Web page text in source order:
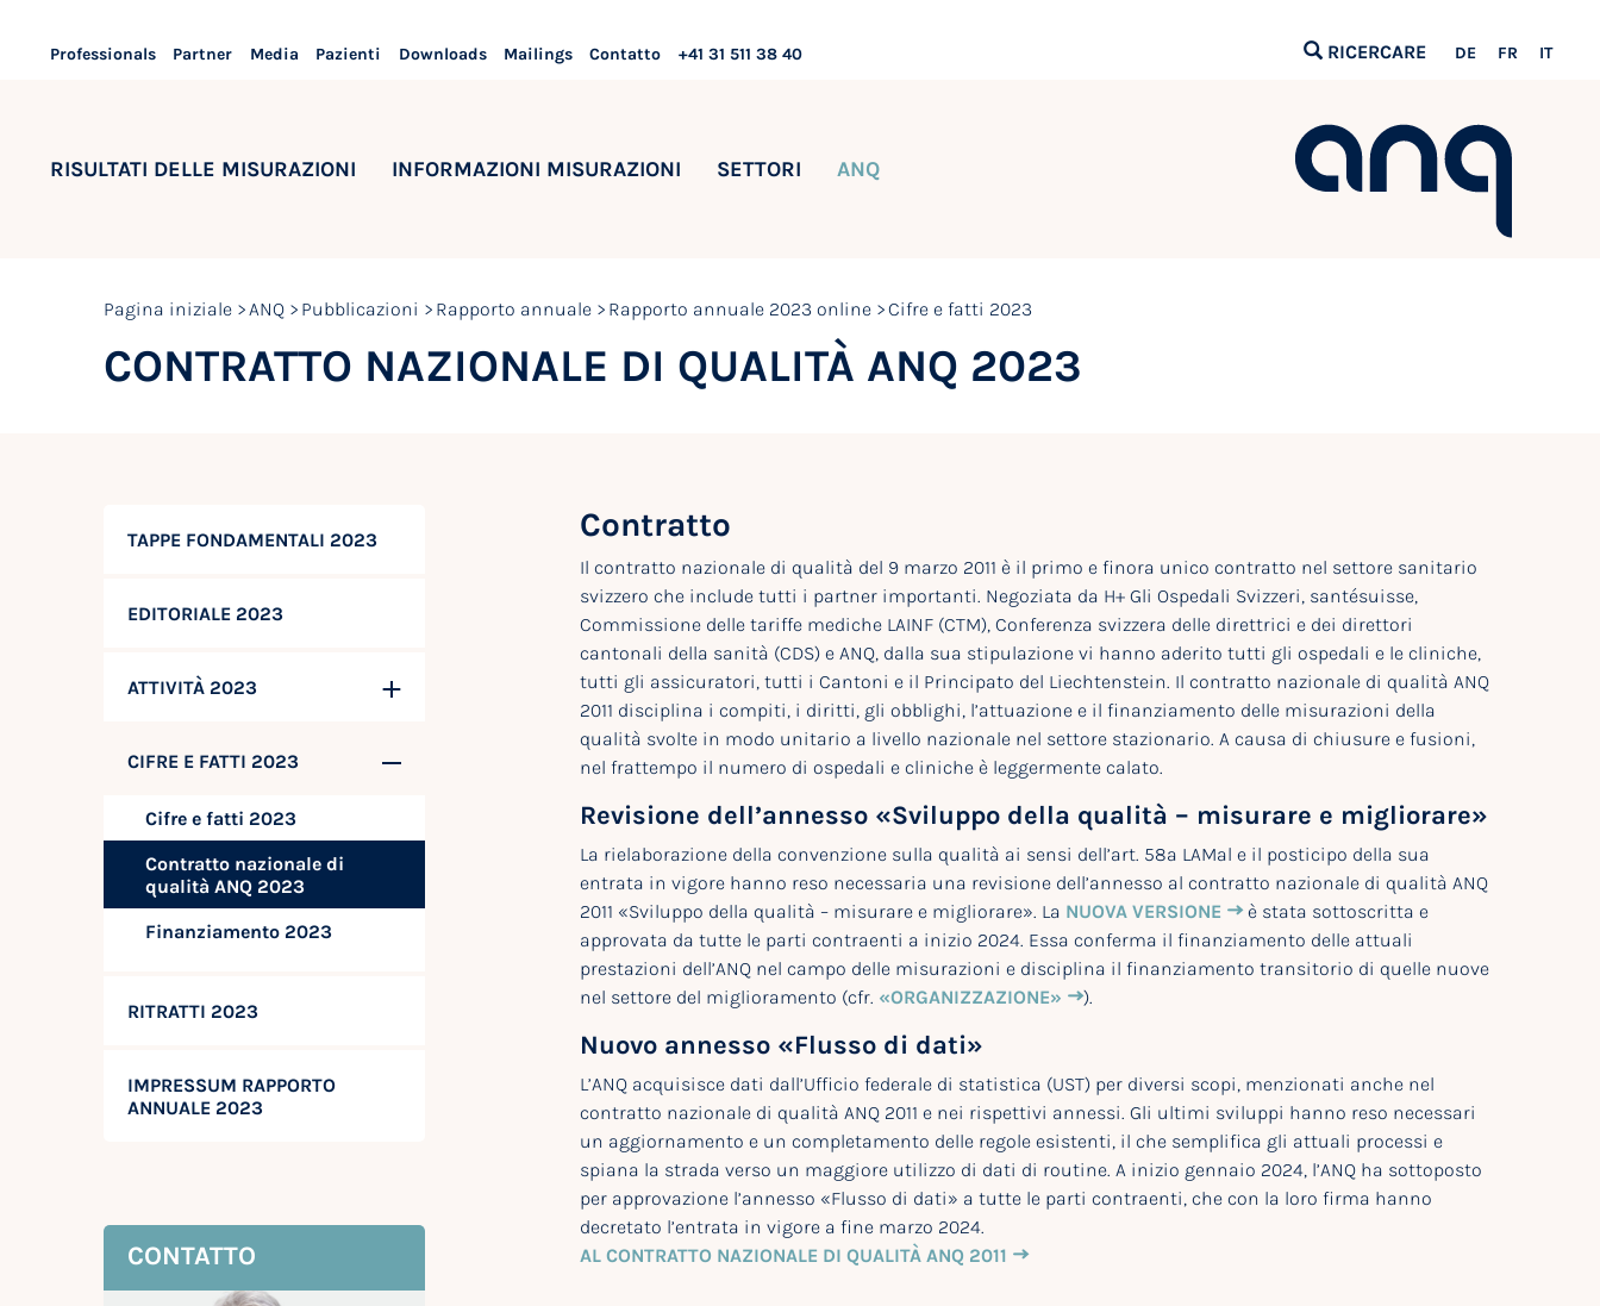
Professionals Partner Media Pazienti Downloads Mailings Contatto +41 31 511 38 40 RICERCARE DE FR IT
RISULTATI DELLE MISURAZIONI INFORMAZIONI MISURAZIONI SETTORI ANQ
Pagina iniziale ANQ Pubblicazioni Rapporto annuale Rapporto annuale 2023 online Cifre e fatti 2023
CONTRATTO NAZIONALE DI QUALITÀ ANQ 2023
TAPPE FONDAMENTALI 2023
EDITORIALE 2023
ATTIVITÀ 2023
CIFRE E FATTI 2023
Cifre e fatti 2023
Contratto nazionale di
qualità ANQ 2023
Finanziamento 2023
RITRATTI 2023
IMPRESSUM RAPPORTO
ANNUALE 2023
CONTATTO
Contratto
Il contratto nazionale di qualità del 9 marzo 2011 è il primo e finora unico contratto nel settore sanitario
svizzero che include tutti i partner importanti. Negoziata da H+ Gli Ospedali Svizzeri, santésuisse,
Commissione delle tariffe mediche LAINF (CTM), Conferenza svizzera delle direttrici e dei direttori
cantonali della sanità (CDS) e ANQ, dalla sua stipulazione vi hanno aderito tutti gli ospedali e le cliniche,
tutti gli assicuratori, tutti i Cantoni e il Principato del Liechtenstein. Il contratto nazionale di qualità ANQ
2011 disciplina i compiti, i diritti, gli obblighi, l’attuazione e il finanziamento delle misurazioni della
qualità svolte in modo unitario a livello nazionale nel settore stazionario. A causa di chiusure e fusioni,
nel frattempo il numero di ospedali e cliniche è leggermente calato.
Revisione dell’annesso «Sviluppo della qualità – misurare e migliorare»
La rielaborazione della convenzione sulla qualità ai sensi dell’art. 58a LAMal e il posticipo della sua
entrata in vigore hanno reso necessaria una revisione dell’annesso al contratto nazionale di qualità ANQ
2011 «Sviluppo della qualità – misurare e migliorare». La NUOVA VERSIONE
è stata sottoscritta e
approvata da tutte le parti contraenti a inizio 2024. Essa conferma il finanziamento delle attuali
prestazioni dell’ANQ nel campo delle misurazioni e disciplina il finanziamento transitorio di quelle nuove
nel settore del miglioramento (cfr. «ORGANIZZAZIONE» ).
Nuovo annesso «Flusso di dati»
L’ANQ acquisisce dati dall’Ufficio federale di statistica (UST) per diversi scopi, menzionati anche nel
contratto nazionale di qualità ANQ 2011 e nei rispettivi annessi. Gli ultimi sviluppi hanno reso necessari
un aggiornamento e un completamento delle regole esistenti, il che semplifica gli attuali processi e
spiana la strada verso un maggiore utilizzo di dati di routine. A inizio gennaio 2024, l’ANQ ha sottoposto
per approvazione l’annesso «Flusso di dati» a tutte le parti contraenti, che con la loro firma hanno
decretato l’entrata in vigore a fine marzo 2024.
AL CONTRATTO NAZIONALE DI QUALITÀ ANQ 2011